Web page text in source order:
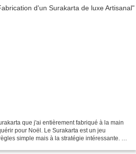
que j'ai entièrement fabriqué à la main
pour Noël. Le Surakarta est un jeu
simple mais à la stratégie intéressante. La